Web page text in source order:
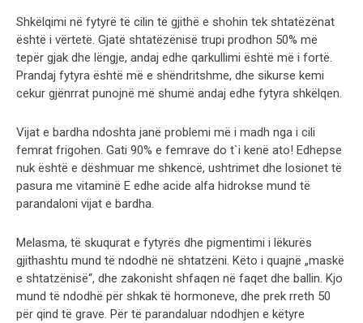
Shkëlqimi në fytyrë të cilin të gjithë e shohin tek shtatëzënat
është i vërtetë. Gjatë shtatëzënisë trupi prodhon 50% më
tepër gjak dhe lëngje, andaj edhe qarkullimi është më i fortë.
Prandaj fytyra është më e shëndritshme, dhe sikurse kemi
cekur gjënrrat punojnë më shumë andaj edhe fytyra shkëlqen.
Vijat e bardha ndoshta janë problemi më i madh nga i cili
femrat frigohen. Gati 90% e femrave do t`i kenë ato! Edhepse
nuk është e dëshmuar me shkencë, ushtrimet dhe losionet të
pasura me vitaminë E edhe acide alfa hidrokse mund të
parandaloni vijat e bardha.
Melasma, të skuqurat e fytyrës dhe pigmentimi i lëkurës
gjithashtu mund të ndodhë në shtatzëni. Këto i quajnë „maskë
e shtatzënisë“, dhe zakonisht shfaqen në faqet dhe ballin. Kjo
mund të ndodhë për shkak të hormoneve, dhe prek rreth 50
për qind të grave. Për të parandaluar ndodhjen e këtyre